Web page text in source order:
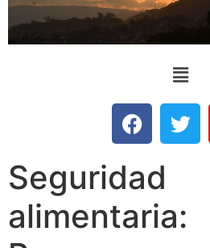
Seguridad
alimentaria: